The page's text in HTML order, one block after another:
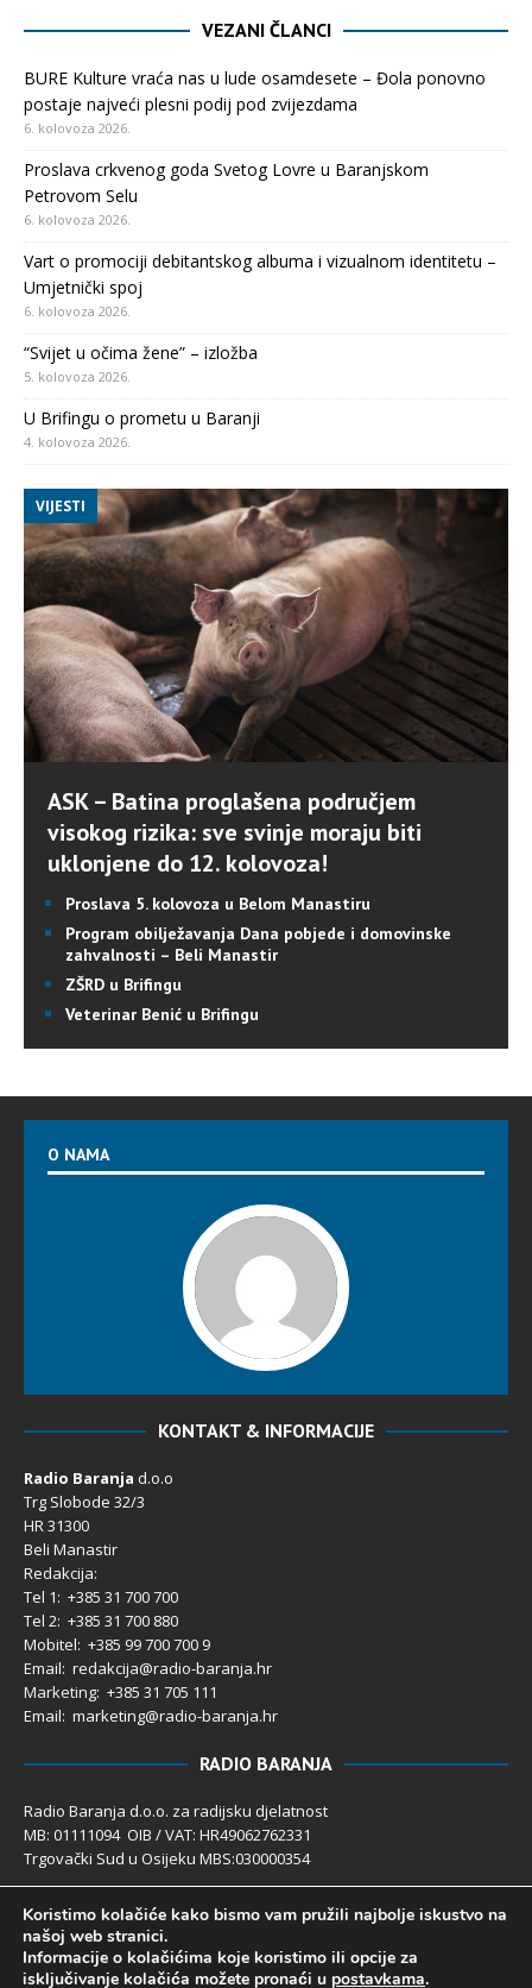
VEZANI ČLANCI
BURE Kulture vraća nas u lude osamdesete – Đola ponovno
postaje najveći plesni podij pod zvijezdama
6. kolovoza 2026.
Proslava crkvenog goda Svetog Lovre u Baranjskom
Petrovom Selu
6. kolovoza 2026.
Vart o promociji debitantskog albuma i vizualnom identitetu –
Umjetnički spoj
6. kolovoza 2026.
“Svijet u očima žene” – izložba
5. kolovoza 2026.
U Brifingu o prometu u Baranji
4. kolovoza 2026.
VIJESTI
ASK – Batina proglašena područjem
visokog rizika: sve svinje moraju biti
uklonjene do 12. kolovoza!
Proslava 5. kolovoza u Belom Manastiru
Program obilježavanja Dana pobjede i domovinske
zahvalnosti – Beli Manastir
ZŠRD u Brifingu
Veterinar Benić u Brifingu
O NAMA
KONTAKT & INFORMACIJE
Radio Baranja d.o.o
Trg Slobode 32/3
HR 31300
Beli Manastir
Redakcija:
Tel 1: +385 31 700 700
Tel 2: +385 31 700 880
Mobitel: +385 99 700 700 9
Email: redakcija@radio-baranja.hr
Marketing: +385 31 705 111
Email: marketing@radio-baranja.hr
RADIO BARANJA
Radio Baranja d.o.o. za radijsku djelatnost
MB: 01111094 OIB / VAT: HR49062762331
Trgovački Sud u Osijeku MBS:030000354
Temeljni kapital 2.600,00 € uplaćen u cijelosti
Poslovni račun PBZ: 2340009-1100121402
IBAN: HR4123400091100121402
Uprava društva: Ivanka Rusan
Koristimo kolačiće kako bismo vam pružili najbolje iskustvo na
našoj web stranici.
Informacije o kolačićima koje koristimo ili opcije za
isključivanje kolačića možete pronaći u postavkama.